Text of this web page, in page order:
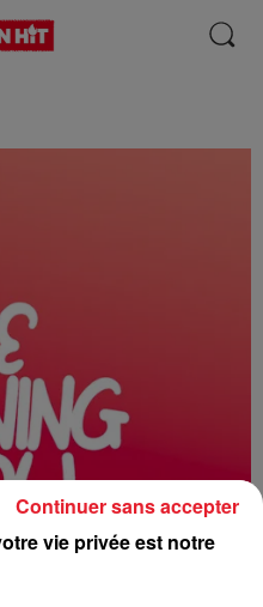
vie privée est notre
Continuer sans accepter